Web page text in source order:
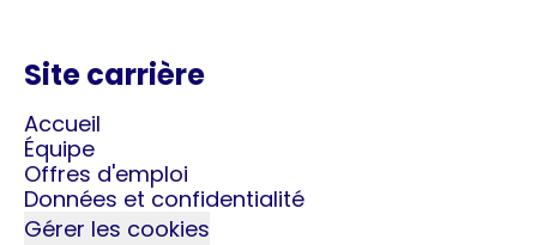
Site carrière
Accueil
Équipe
Offres d'emploi
Données et confidentialité
Gérer les cookies